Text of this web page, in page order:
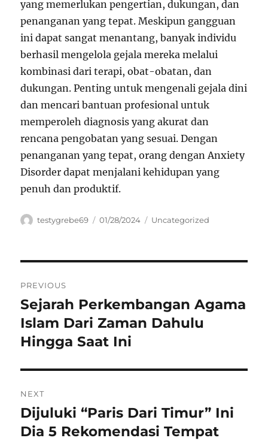
yang memerlukan pengertian, dukungan, dan
penanganan yang tepat. Meskipun gangguan
ini dapat sangat menantang, banyak individu
berhasil mengelola gejala mereka melalui
kombinasi dari terapi, obat-obatan, dan
dukungan. Penting untuk mengenali gejala dini
dan mencari bantuan profesional untuk
memperoleh diagnosis yang akurat dan
rencana pengobatan yang sesuai. Dengan
penanganan yang tepat, orang dengan Anxiety
Disorder dapat menjalani kehidupan yang
penuh dan produktif.
Author
testygrebe69
Posted
01/28/2024 Categories
Uncategorized
pos
PREVIOUS
Previous
post:
Sejarah Perkembangan Agama
Islam Dari Zaman Dahulu
Hingga Saat Ini
NEXT
Next
post:
Dijuluki “Paris Dari Timur” Ini
Dia 5 Rekomendasi Tempat